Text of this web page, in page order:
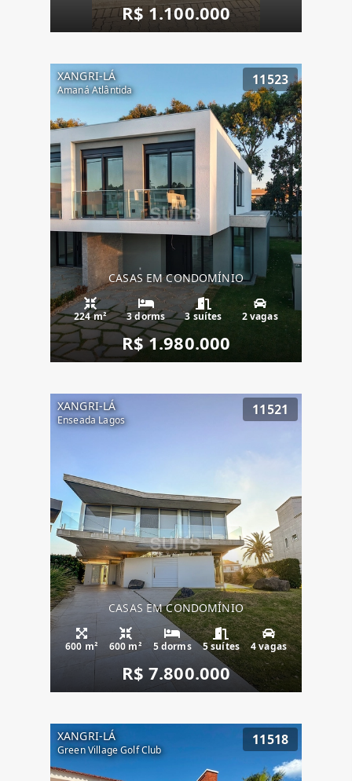
R$ 1.100.000
XANGRI-LÁ
Amaná Atlântida
11523
CASAS EM CONDOMÍNIO
224 m² 3 dorms 3 suítes 2 vagas
R$ 1.980.000
XANGRI-LÁ
Enseada Lagos
11521
CASAS EM CONDOMÍNIO
600 m² 600 m² 5 dorms 5 suítes 4 vagas
R$ 7.800.000
XANGRI-LÁ
Green Village Golf Club
11518